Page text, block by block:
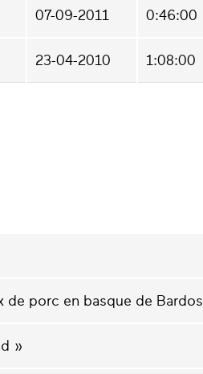
07-09-2011 0:46:00
23-04-2010 1:08:00
de porc en basque de Bardos
»